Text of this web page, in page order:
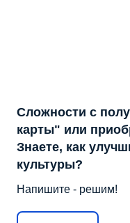
Сложности с
карты" или
Знаете, как
культуры?
Напишите - решим!